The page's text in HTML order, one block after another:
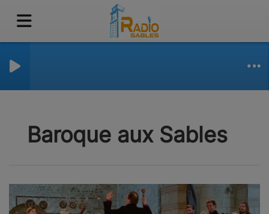
Baroque aux Sables